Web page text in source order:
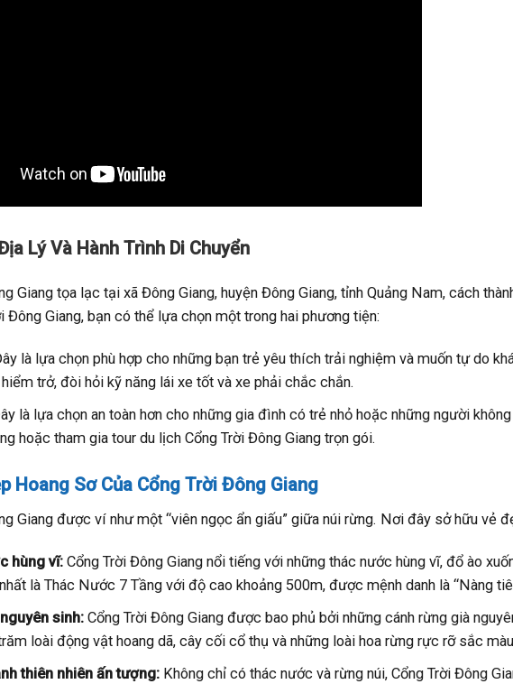
Lý Và Hành Trình Di Chuyển
Giang tọa lạc tại xã Đông Giang, huyện Đông Giang, tỉnh Quảng Nam, cách
Đông Giang, bạn có thể lựa chọn một trong hai phương tiện:
là lựa chọn phù hợp cho những bạn trẻ yêu thích trải nghiệm và muốn tự do
hiểm trở, đòi hỏi kỹ năng lái xe tốt và xe phải chắc chắn.
là lựa chọn an toàn hơn cho những gia đình có trẻ nhỏ hoặc những người
hoặc tham gia tour du lịch Cổng Trời Đông Giang trọn gói.
Hoang Sơ Của Cổng Trời Đông Giang
Giang được ví như một “viên ngọc ẩn giấu” giữa núi rừng. Nơi đây sở hữu vẻ
hùng vĩ:Cổng Trời Đông Giang nổi tiếng với những thác nước hùng vĩ, đổ ào
là Thác Nước 7 Tầng với độ cao khoảng 500m, được mệnh danh là “Nàng
sinh:Cổng Trời Đông Giang được bao phủ bởi những cánh rừng già
loài động vật hoang dã, cây cối cổ thụ và những loài hoa rừng rực rỡ sắc
thiên nhiên ấn tượng:Không chỉ có thác nước và rừng núi, Cổng Trời Đông